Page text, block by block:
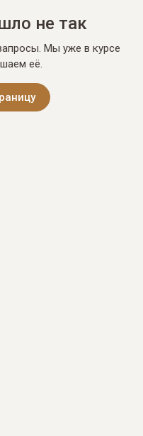
не так
Мы уже в курсе
её.